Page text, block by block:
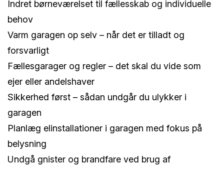
Indret børneværelset til fællesskab og individuelle
behov
Varm garagen op selv – når det er tilladt og
forsvarligt
Fællesgarager og regler – det skal du vide som
ejer eller andelshaver
Sikkerhed først – sådan undgår du ulykker i
garagen
Planlæg elinstallationer i garagen med fokus på
belysning
Undgå gnister og brandfare ved brug af